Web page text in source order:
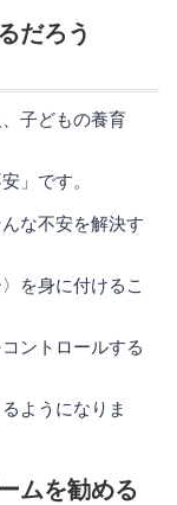
だろう
子どもの養育
」です。
な不安を解決す
を身に付けるこ
ントロールする
ようになりま
ムを勧める